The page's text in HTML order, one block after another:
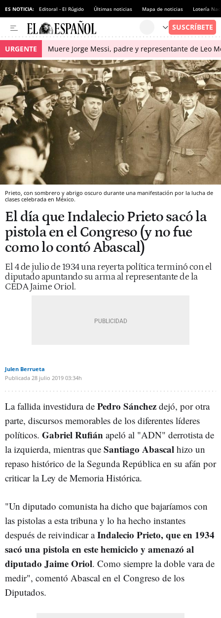
ES NOTICIA: Editoral - El Rúgido Últimas noticias Mapa de noticias Lotería
URGENTE Muere Jorge Messi, padre y representante de Leo
Prieto, con sombrero y abrigo oscuro durante una manifestación por la lucha de
clases celebrada en México.
El día que Indalecio Prieto sacó la
pistola en el Congreso (y no fue
como lo contó Abascal)
El 4 de julio de 1934 una reyerta política terminó con el
diputado apuntando su arma al representante de la
CEDA Jaime Oriol.
Julen Berrueta
Publicada 28 julio 2019 03:34h
La fallida investidura de Pedro Sánchez dejó, por otra
parte, discursos memorables de los diferentes líderes
políticos. Gabriel Rufián apeló al "ADN" derrotista de
la izquierda, mientras que Santiago Abascal hizo un
repaso histórico de la Segunda República en su afán por
criticar la Ley de Memoria Histórica.
"Un diputado comunista ha dicho que bajaríamos con
las pistolas a esta tribuna y lo ha hecho instantes
después de reivindicar aIndalecio Prieto, que en 1934
sacó una pistola en este hemiciclo y amenazó al
diputado Jaime Oriol. Como siempre la doble vara de
medir", comentó Abascal en el Congreso de los
Diputados.